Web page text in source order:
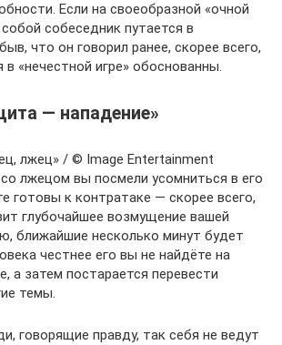
Если на своеобразной «очной
собеседник путается в
что он говорил ранее, скорее всего,
«нечестной игре» обоснованны.
— нападение»
лжец» / © Image Entertainment
лжецом вы посмели усомниться в его
готовы к контратаке — скорее всего,
глубочайшее возмущение вашей
ближайшие несколько минут будет
честнее его вы не найдёте на
а затем постарается перевести
темы.
говорящие правду, так себя не ведут